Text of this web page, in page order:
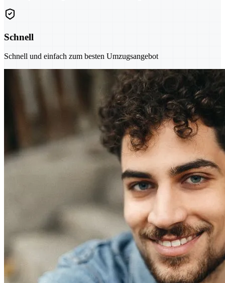
Schnell
Schnell und einfach zum besten Umzugsangebot